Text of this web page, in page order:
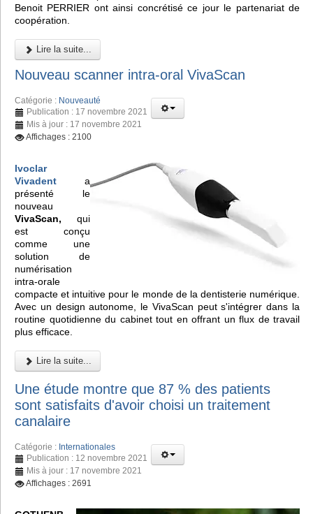
Benoit PERRIER ont ainsi concrétisé ce jour le partenariat de
coopération.
Lire la suite...
Nouveau scanner intra-oral VivaScan
Catégorie : Nouveauté
Publication : 17 novembre 2021
Mis à jour : 17 novembre 2021
Affichages : 2100
Ivoclar
Vivadent a
présenté le
nouveau
VivaScan, qui
est conçu
comme une
solution de
numérisation
intra-orale
compacte et intuitive pour le monde de la dentisterie numérique.
Avec un design autonome, le VivaScan peut s'intégrer dans la
routine quotidienne du cabinet tout en offrant un flux de travail
plus efficace.
Lire la suite...
Une étude montre que 87 % des patients
sont satisfaits d'avoir choisi un traitement
canalaire
Catégorie : Internationales
Publication : 12 novembre 2021
Mis à jour : 17 novembre 2021
Affichages : 2691